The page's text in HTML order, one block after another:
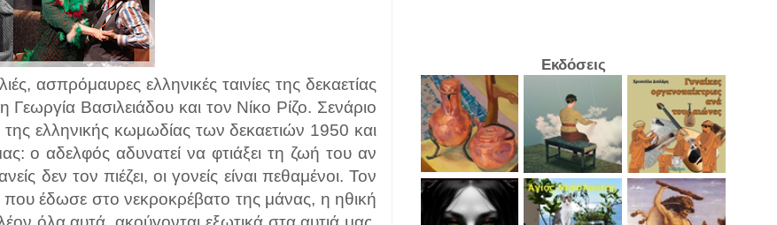
ασπρόμαυρες ελληνικές ταινίες της δεκαετίας
Βασιλειάδου και τον Νίκο Ρίζο. Σενάριο
ελληνικής κωμωδίας των δεκαετιών 1950 και
ο αδελφός αδυνατεί να φτιάξει τη ζωή του αν
δεν τον πιέζει, οι γονείς είναι πεθαμένοι. Τον
έδωσε στο νεκροκρέβατο της μάνας, η ηθική
Εκδόσεις